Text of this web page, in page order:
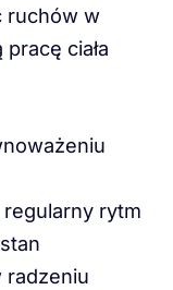
ruchów w
ciała
rytm
radzeniu